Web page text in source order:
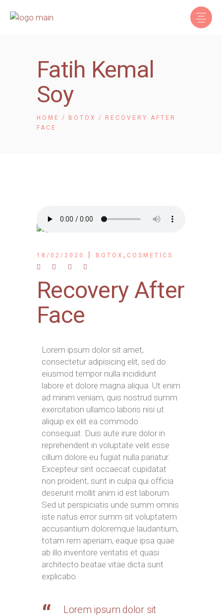
Fatih Kemal
Soy
HOME BOTOX
RECOVERY AFTER
FACE
18/02/2020 BOTOX , COSMETICS
Recovery After
Face
Lorem ipsum dolor sit amet,
consectetur adipisicing elit, sed do
eiusmod tempor nulla incididunt
labore et dolore magna aliqua. Ut enim
ad minim veniam, quis nostrud summ
exercitation ullamco laboris nisi ut
aliquip ex elit ea commodo
consequat. Duis aute irure dolor in
reprehenderit in voluptate velit esse
cillum dolore eu fugiat nulla pariatur.
Excepteur sint occaecat cupidatat
non proident, sunt in culpa qui officia
deserunt mollit anim id est laborum.
Sed ut perspiciatis unde summ omnis
iste natus error summ sit voluptatem
accusantium doloremque laudantium,
totam rem aperiam, eaque ipsa quae
ab illo inventore veritatis et quasi
architecto beatae vitae dicta sunt
explicabo.
Lorem ipsum dolor sit